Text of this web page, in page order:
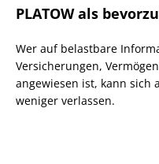
PLATOW als
Wer auf belastbare
Versicherungen,
angewiesen ist, kann sich
weniger verlassen.